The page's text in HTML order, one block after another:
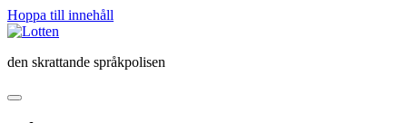
Hoppa till innehåll
Lotten
den skrattande språkpolisen
öppna